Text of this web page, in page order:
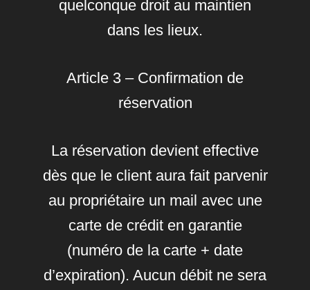
quelconque droit au maintien
dans les lieux.
Article 3 – Confirmation de
réservation
La réservation devient effective
dès que le client aura fait parvenir
au propriétaire un mail avec une
carte de crédit en garantie
(numéro de la carte + date
d’expiration). Aucun débit ne sera